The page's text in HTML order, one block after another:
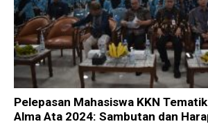
Pelepasan Mahasiswa KKN
Alma Ata 2024: Sambutan dan